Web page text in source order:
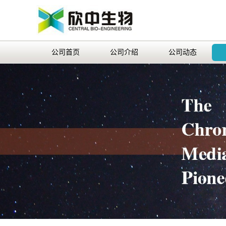
公司首页 公司介绍 公司动态